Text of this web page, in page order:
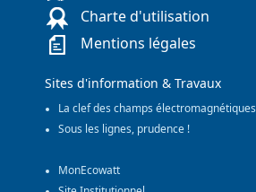
Charte d'utilisation
Mentions légales
Sites d'information & Travaux
La clef des champs électromagnétiques
Sous les lignes, prudence !
MonEcowatt